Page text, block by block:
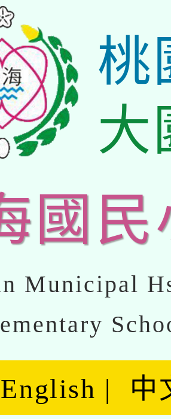
桃
大
國民
Municipal
ementary
English 中